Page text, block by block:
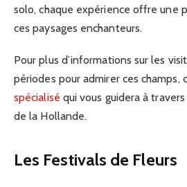
solo, chaque expérience offre une
ces paysages enchanteurs.
Pour plus d’informations sur les
périodes pour admirer ces champs,
spécialisé qui vous guidera à
de la Hollande.
Les Festivals de Fleurs